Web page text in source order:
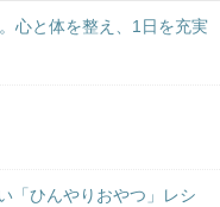
心と体を整え、1日を充実
「ひんやりおやつ」レシ